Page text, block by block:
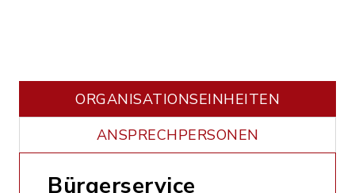
ORGANISATIONS­EINHEITEN
ANSPRECHPERSONEN
Bürgerservice